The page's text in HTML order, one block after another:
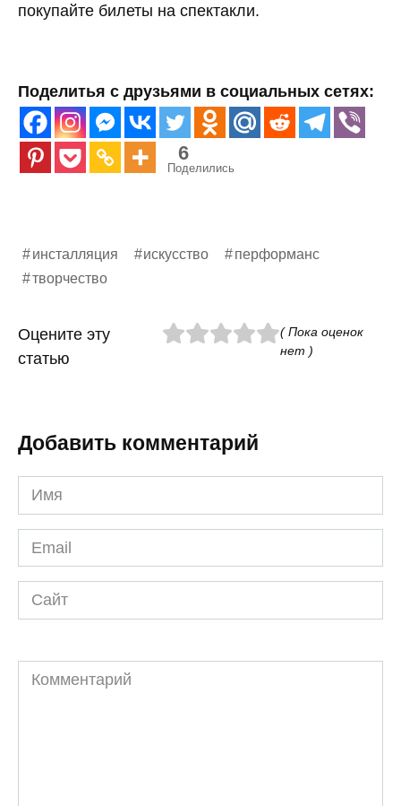
покупайте билеты на спектакли.
Поделитья с друзьями в социальных сетях:
6
Поделились
инсталляция искусство
перформанс
творчество
Оцените эту
статью
( Пока оценок
нет )
Добавить комментарий
Имя
*
Email
*
Сайт
Комментарий